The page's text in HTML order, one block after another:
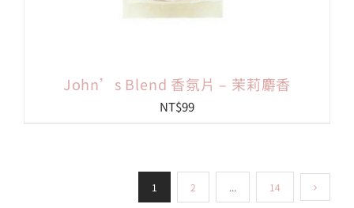
John’s Blend 香氛片 – 茉莉麝香
NT$99
1 2 ... 14